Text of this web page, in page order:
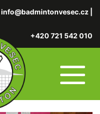
info@badmintonvesec.cz
+420 721 542 010